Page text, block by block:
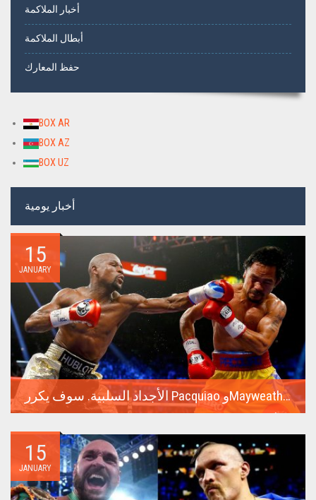
أخبار الملاكمة
أبطال الملاكمة
حفظ المعارك
BOX AR
BOX AZ
BOX UZ
أخبار يومية
15
JANUARY
الأجداد السلبية. سوف يكرر Pacquiao وMayweather معركتهما الناجحة للغاية في عام 2015
وماني...
15
JANUARY